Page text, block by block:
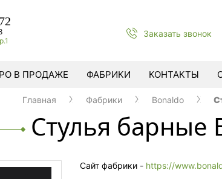
Заказать звонок
В ПРОДАЖЕ ФАБРИКИ КОНТАКТЫ
Главная Фабрики Bonaldo
Стулья барные
Сайт фабрики - https://